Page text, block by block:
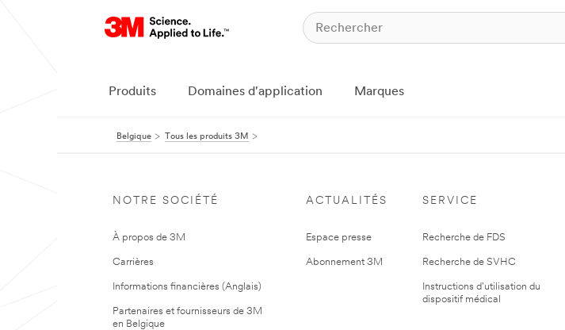
Produits Domaines d'application Marques
Belgique Tous les produits 3M
NOTRE SOCIÉTÉ
À propos de 3M
Carrières
Informations financières (Anglais)
Partenaires et fournisseurs de 3M
en Belgique
ACTUALITÉS
Espace presse
Abonnement 3M
SERVICE
Recherche de FDS
Recherche de SVHC
Instructions d'utilisation du
dispositif médical